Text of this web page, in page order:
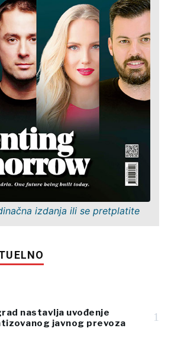
izdanja ili se pretplatite
nastavlja uvođenje
javnog prevoza
1